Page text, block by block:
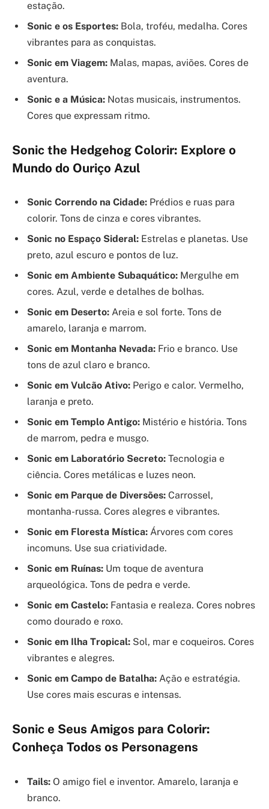
estação.
Sonic e os Esportes: Bola, troféu, medalha. Cores
vibrantes para as conquistas.
Sonic em Viagem: Malas, mapas, aviões. Cores de
aventura.
Sonic e a Música: Notas musicais, instrumentos.
Cores que expressam ritmo.
Sonic the Hedgehog Colorir: Explore o
Mundo do Ouriço Azul
Sonic Correndo na Cidade: Prédios e ruas para
colorir. Tons de cinza e cores vibrantes.
Sonic no Espaço Sideral: Estrelas e planetas. Use
preto, azul escuro e pontos de luz.
Sonic em Ambiente Subaquático: Mergulhe em
cores. Azul, verde e detalhes de bolhas.
Sonic em Deserto: Areia e sol forte. Tons de
amarelo, laranja e marrom.
Sonic em Montanha Nevada: Frio e branco. Use
tons de azul claro e branco.
Sonic em Vulcão Ativo: Perigo e calor. Vermelho,
laranja e preto.
Sonic em Templo Antigo: Mistério e história. Tons
de marrom, pedra e musgo.
Sonic em Laboratório Secreto: Tecnologia e
ciência. Cores metálicas e luzes neon.
Sonic em Parque de Diversões: Carrossel,
montanha-russa. Cores alegres e vibrantes.
Sonic em Floresta Mística: Árvores com cores
incomuns. Use sua criatividade.
Sonic em Ruínas: Um toque de aventura
arqueológica. Tons de pedra e verde.
Sonic em Castelo: Fantasia e realeza. Cores nobres
como dourado e roxo.
Sonic em Ilha Tropical: Sol, mar e coqueiros. Cores
vibrantes e alegres.
Sonic em Campo de Batalha: Ação e estratégia.
Use cores mais escuras e intensas.
Sonic e Seus Amigos para Colorir:
Conheça Todos os Personagens
Tails: O amigo fiel e inventor. Amarelo, laranja e
branco.